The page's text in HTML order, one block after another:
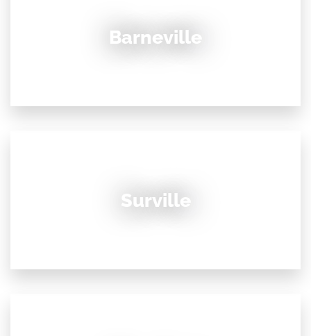
Barneville
Surville